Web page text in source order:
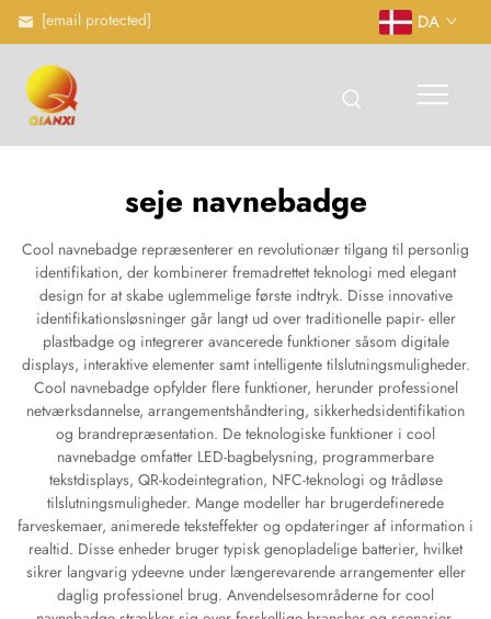
[email protected] DA
seje navnebadge
Cool navnebadge repræsenterer en revolutionær tilgang til personlig
identifikation, der kombinerer fremadrettet teknologi med elegant
design for at skabe uglemmelige første indtryk. Disse innovative
identifikationsløsninger går langt ud over traditionelle papir- eller
plastbadge og integrerer avancerede funktioner såsom digitale
displays, interaktive elementer samt intelligente tilslutningsmuligheder.
Cool navnebadge opfylder flere funktioner, herunder professionel
netværksdannelse, arrangementshåndtering, sikkerhedsidentifikation
og brandrepræsentation. De teknologiske funktioner i cool
navnebadge omfatter LED-bagbelysning, programmerbare
tekstdisplays, QR-kodeintegration, NFC-teknologi og trådløse
tilslutningsmuligheder. Mange modeller har brugerdefinerede
farveskemaer, animerede teksteffekter og opdateringer af information i
realtid. Disse enheder bruger typisk genopladelige batterier, hvilket
sikrer langvarig ydeevne under længerevarende arrangementer eller
daglig professionel brug. Anvendelsesområderne for cool